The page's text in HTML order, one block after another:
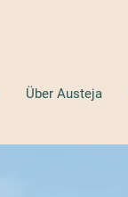
Über Austeja